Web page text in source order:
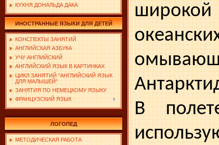
КУХНЯ ДОНАЛЬДА ДАКА
ИНОСТРАННЫЕ ЯЗЫКИ ДЛЯ ДЕТЕЙ
КОНСПЕКТЫ ЗАНЯТИЙ
АНГЛИЙСКАЯ АЗБУКА
УЧУ АНГЛИЙСКИЙ
АНГЛИЙСКИЙ ЯЗЫК В КАРТИНКАХ
ЦИКЛ ЗАНЯТИЙ "АНГЛИЙСКИЙ ЯЗЫК
ДЛЯ МАЛЫШЕЙ"
ЗАНЯТИЯ ПО НЕМЕЦКОМУ ЯЗЫКУ
ФРАНЦУЗСКИЙ ЯЗЫК
ЛОГОПЕД
МЕТОДИЧЕСКАЯ РАБОТА
В